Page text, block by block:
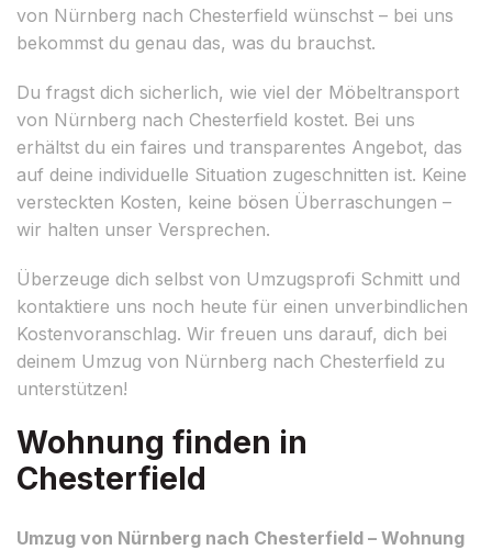
von Nürnberg nach Chesterfield wünschst – bei uns
bekommst du genau das, was du brauchst.
Du fragst dich sicherlich, wie viel der Möbeltransport
von Nürnberg nach Chesterfield kostet. Bei uns
erhältst du ein faires und transparentes Angebot, das
auf deine individuelle Situation zugeschnitten ist. Keine
versteckten Kosten, keine bösen Überraschungen –
wir halten unser Versprechen.
Überzeuge dich selbst von Umzugsprofi Schmitt und
kontaktiere uns noch heute für einen unverbindlichen
Kostenvoranschlag. Wir freuen uns darauf, dich bei
deinem Umzug von Nürnberg nach Chesterfield zu
unterstützen!
Wohnung finden in
Chesterfield
Umzug von Nürnberg nach Chesterfield – Wohnung